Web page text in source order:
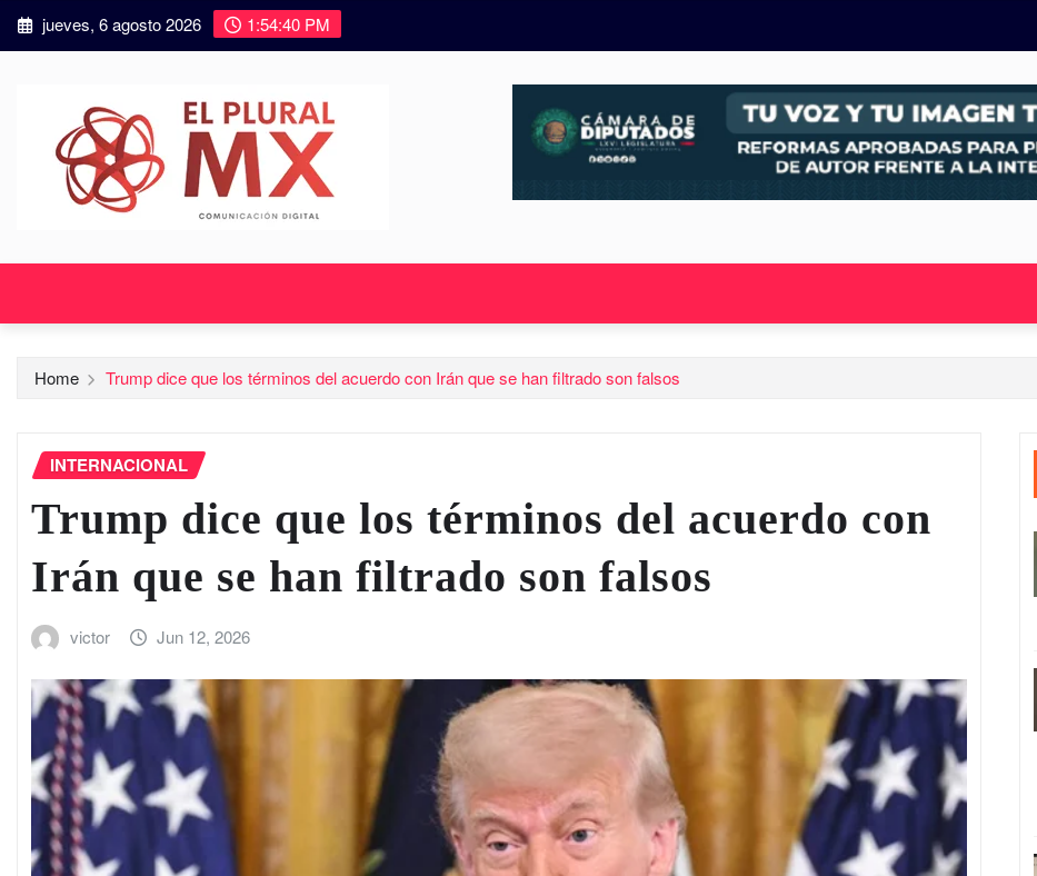
jueves, 6 agosto 2026 1:54:42 PM
Home Trump dice que los términos del acuerdo con Irán que se han filtrado son falsos
INTERNACIONAL
Trump dice que los términos del acuerdo con
Irán que se han filtrado son falsos
victor Jun 12, 2026